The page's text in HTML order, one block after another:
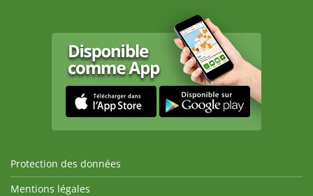
Protection des données
Mentions légales